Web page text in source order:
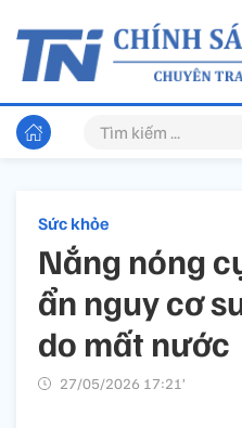
Sức khỏe
Nắng nóng
ẩn nguy cơ
do mất nước
27/05/2026 17:21’